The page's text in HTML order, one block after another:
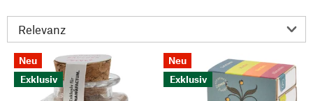
Neu
Exklusiv
Neu
Exklusiv